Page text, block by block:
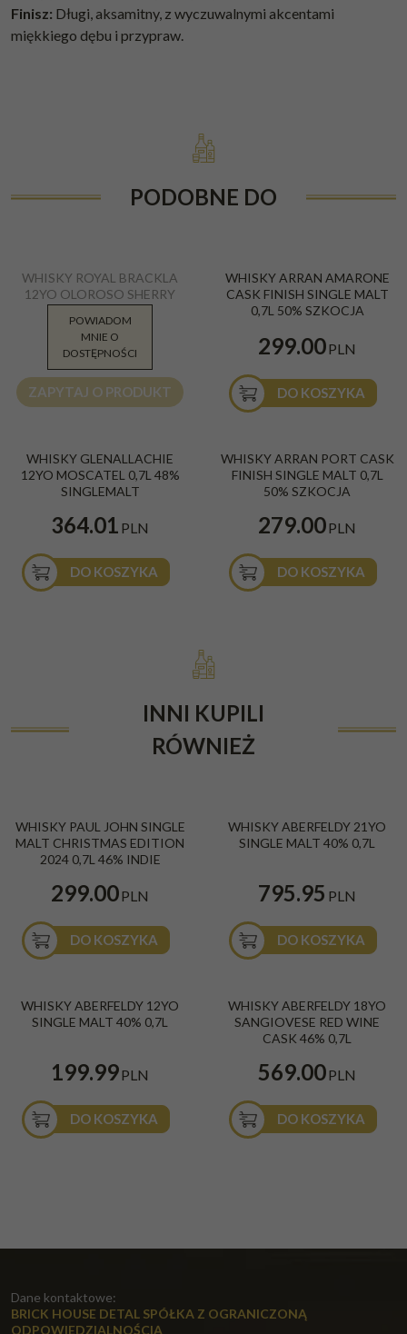
Finisz: Długi, aksamitny, z wyczuwalnymi akcentami
miękkiego dębu i przypraw.
PODOBNE DO
WHISKY ROYAL BRACKLA
12YO OLOROSO SHERRY
CASK 46% 0,7L
354.90PLN
ZAPYTAJ O PRODUKT
POWIADOM
MNIE O
DOSTĘPNOŚCI
WHISKY ARRAN AMARONE
CASK FINISH SINGLE MALT
0,7L 50% SZKOCJA
299.00PLN
DO KOSZYKA
WHISKY GLENALLACHIE
12YO MOSCATEL 0,7L 48%
SINGLEMALT
364.01 PLN
DO KOSZYKA
WHISKY ARRAN PORT CASK
FINISH SINGLE MALT 0,7L
50% SZKOCJA
279.00PLN
DO KOSZYKA
INNI KUPILI
RÓWNIEŻ
WHISKY PAUL JOHN SINGLE
MALT CHRISTMAS EDITION
2024 0,7L 46% INDIE
299.00PLN
DO KOSZYKA
WHISKY ABERFELDY 21YO
SINGLE MALT 40% 0,7L
795.95 PLN
DO KOSZYKA
WHISKY ABERFELDY 12YO
SINGLE MALT 40% 0,7L
199.99PLN
DO KOSZYKA
WHISKY ABERFELDY 18YO
SANGIOVESE RED WINE
CASK 46% 0,7L
569.00PLN
DO KOSZYKA
Dane kontaktowe:
BRICK HOUSE DETAL SPÓŁKA Z OGRANICZONĄ
ODPOWIEDZIALNOŚCIĄ